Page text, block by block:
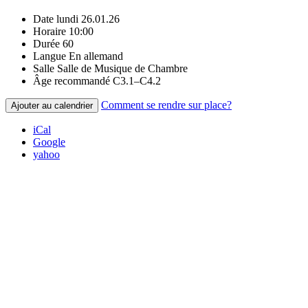
Date lundi 26.01.26
Horaire 10:00
Durée 60
Langue En allemand
Salle Salle de Musique de Chambre
Âge recommandé C3.1–C4.2
Ajouter au calendrier Comment se rendre sur place?
iCal
Google
yahoo